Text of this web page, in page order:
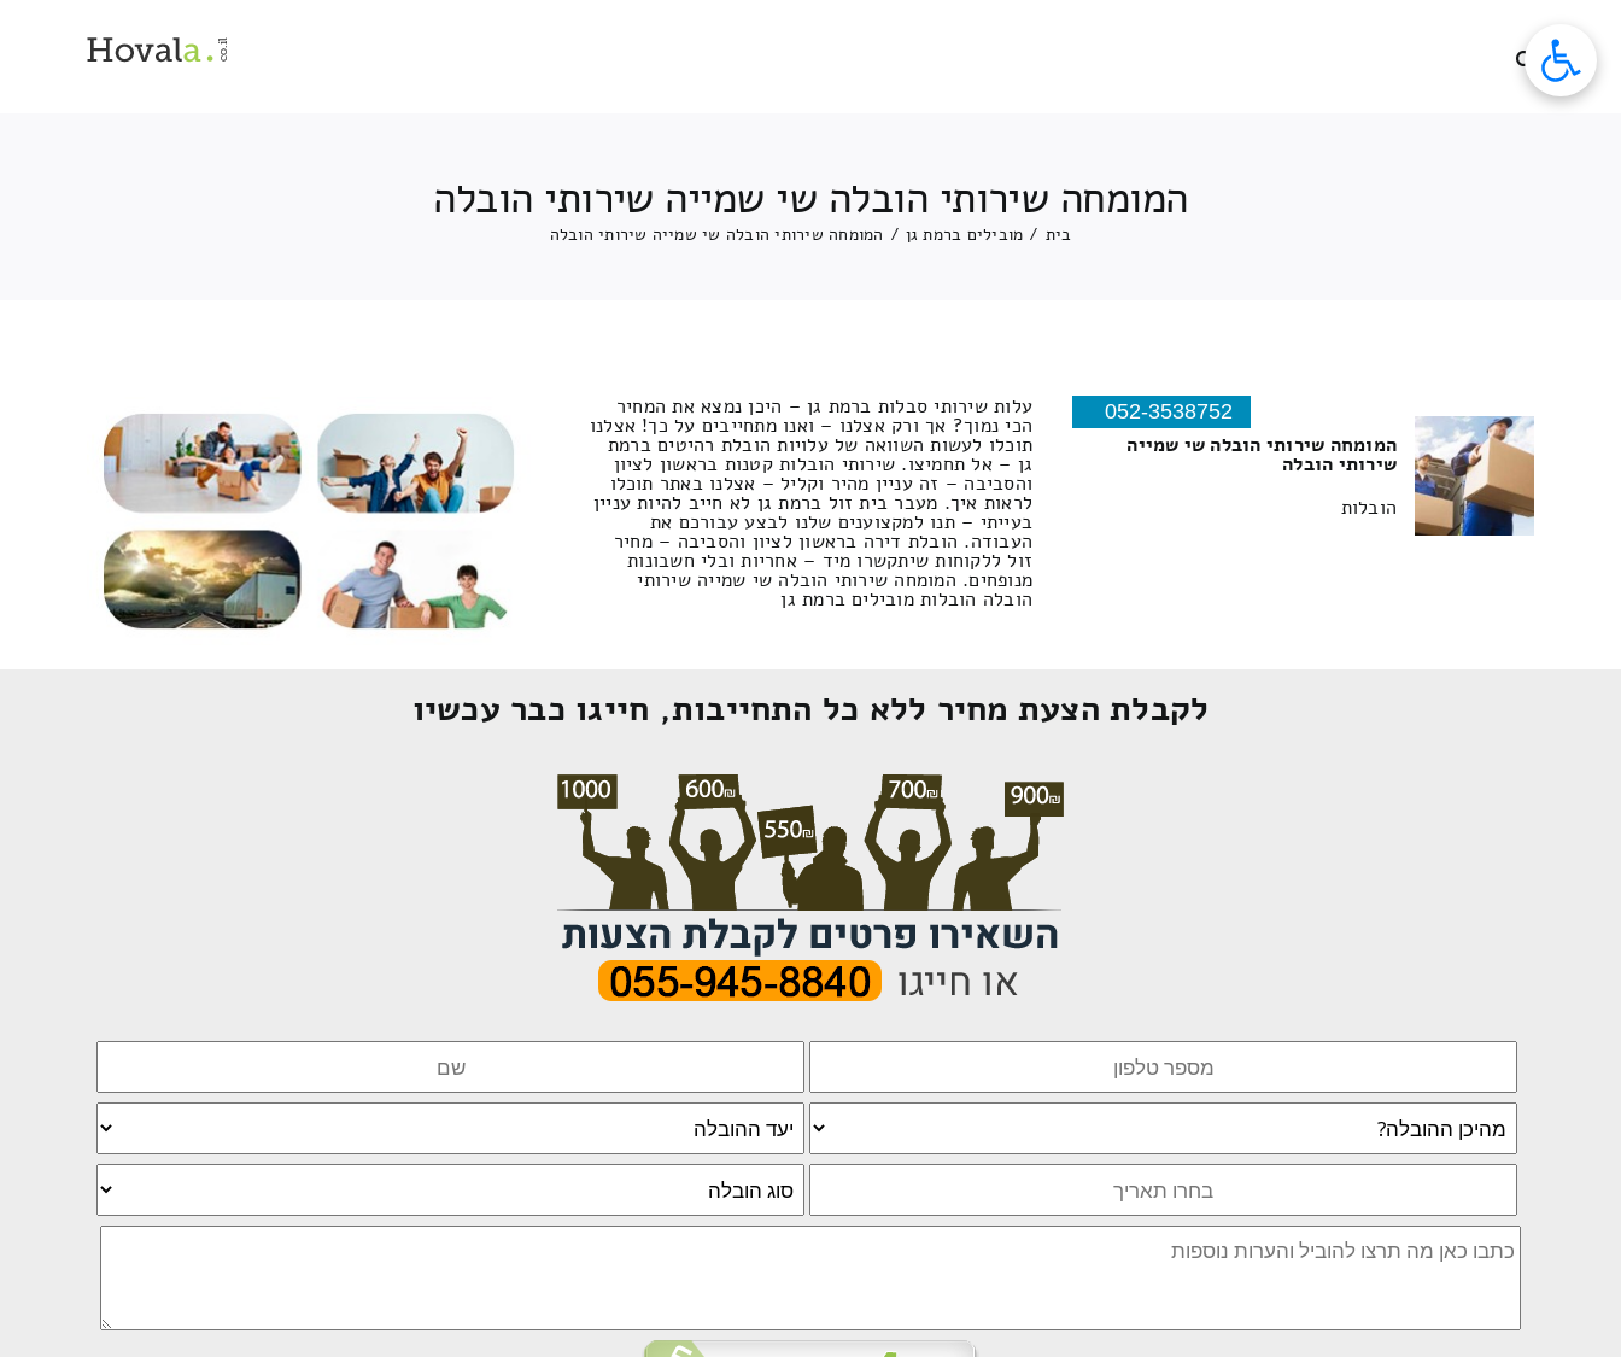
המומחה שירותי הובלה שי שמייה שירותי הובלה
בית / מובילים ברמת גן / המומחה שירותי הובלה שי שמייה שירותי הובלה
052-3538752
המומחה שירותי הובלה שי שמייה
שירותי הובלה
הובלות
עלות שירותי סבלות ברמת גן – היכן נמצא את המחיר
הכי נמוך? אך ורק אצלנו – ואנו מתחייבים על כך! אצלנו
תוכלו לעשות השוואה של עלויות הובלת רהיטים ברמת
גן – אל תחמיצו. שירותי הובלות קטנות בראשון לציון
והסביבה – זה עניין מהיר וקליל – אצלנו באתר תוכלו
לראות איך. מעבר בית זול ברמת גן לא חייב להיות עניין
בעייתי – תנו למקצוענים שלנו לבצע עבורכם את
העבודה. הובלת דירה בראשון לציון והסביבה – מחיר
זול ללקוחות שיתקשרו מיד – אחריות ובלי חשבונות
מנופחים. המומחה שירותי הובלה שי שמייה שירותי
הובלה הובלות מובילים ברמת גן
לקבלת הצעת מחיר ללא כל התחייבות, חייגו כבר עכשיו